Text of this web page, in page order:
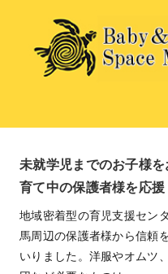
未就学児までのお子様
育て中の保護者様を応援
地域密着型の育児支援セン
馬周辺の保護者様から信頼
いりました。洋服やオムツ